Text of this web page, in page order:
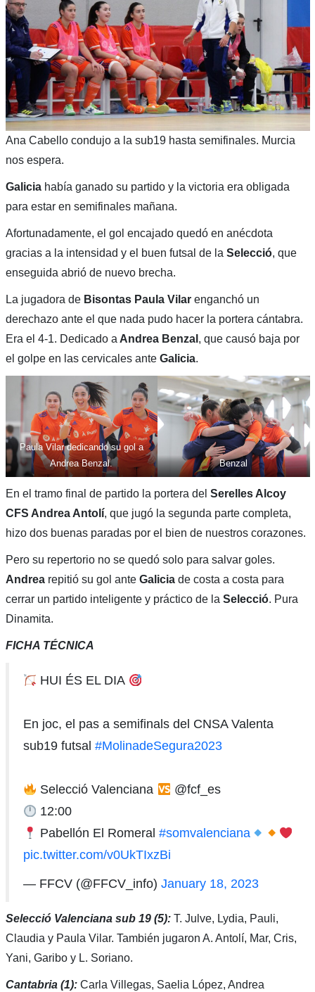
Ana Cabello condujo a la sub19 hasta semifinales. Murcia
nos espera.
Galiciahabía ganado su partido y la victoria era obligada
para estar en semifinales mañana.
Afortunadamente, el gol encajado quedó en anécdota
gracias a la intensidad y el buen futsal de la Selecció, que
enseguida abrió de nuevo brecha.
La jugadora de Bisontas Paula Vilarenganchó un
derechazo ante el que nada pudo hacer la portera cántabra.
Era el 4-1. Dedicado a Andrea Benzal , que causó baja por
el golpe en las cervicales ante Galicia.
Paula Vilar dedicando su gol a
Andrea Benzal.
Benzal
En el tramo final de partido la portera del Serelles Alcoy
CFS Andrea Antolí, que jugó la segunda parte completa,
hizo dos buenas paradas por el bien de nuestros corazones.
Pero su repertorio no se quedó solo para salvar goles.
Andrearepitió su gol ante Galiciade costa a costa para
cerrar un partido inteligente y práctico de la Selecció. Pura
Dinamita.
FICHA TÉCNICA
HUI ÉS EL DIA
En joc, el pas a semifinals del CNSA Valenta
sub19 futsal #MolinadeSegura2023
Selecció Valenciana
@fcf_es
12:00
Pabellón El Romeral#somvalenciana
pic.twitter.com/v0UkTIxzBi
— FFCV (@FFCV_info) January 18, 2023
Selecció Valenciana sub 19 (5):T. Julve, Lydia, Pauli,
Claudia y Paula Vilar. También jugaron A. Antolí, Mar, Cris,
Yani, Garibo y L. Soriano.
Cantabria (1):Carla Villegas, Saelia López, Andrea